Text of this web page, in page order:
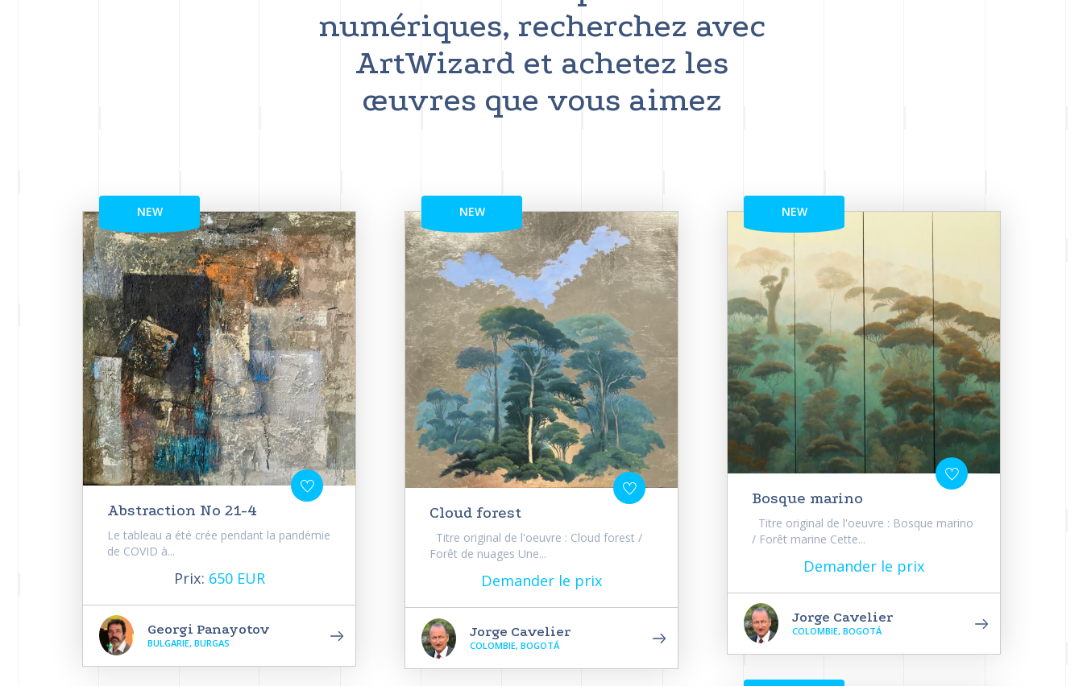
numériques, recherchez avec
ArtWizard et achetez les
œuvres que vous aimez
NEW
Abstraction No 21-4
Le tableau a été crée pendant la pandémie
de COVID à...
Prix: 650 EUR
Georgi Panayotov
BULGARIE, BURGAS
NEW
Cloud forest
Titre original de l'oeuvre : Cloud forest /
Forêt de nuages Une...
Demander le prix
Jorge Cavelier
COLOMBIE, BOGOTÁ
NEW
Bosque marino
Titre original de l'oeuvre : Bosque marino
/ Forêt marine Cette...
Demander le prix
Jorge Cavelier
COLOMBIE, BOGOTÁ